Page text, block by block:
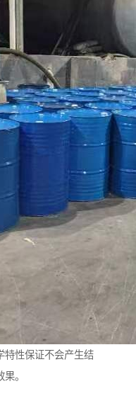
特性保证不会产生结
。